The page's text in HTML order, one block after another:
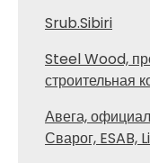
Srub.Sibiri
Steel Wood,
строительная
Авега,
Сварог,